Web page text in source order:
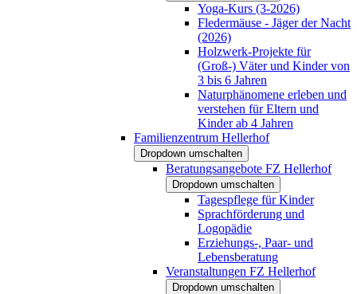
Yoga-Kurs (3-2026)
Fledermäuse - Jäger der Nacht
(2026)
Holzwerk-Projekte für
(Groß-) Väter und Kinder von
3 bis 6 Jahren
Naturphänomene erleben und
verstehen für Eltern und
Kinder ab 4 Jahren
Familienzentrum Hellerhof
Dropdown umschalten
Beratungsangebote FZ Hellerhof
Dropdown umschalten
Tagespflege für Kinder
Sprachförderung und
Logopädie
Erziehungs-, Paar- und
Lebensberatung
Veranstaltungen FZ Hellerhof
Dropdown umschalten